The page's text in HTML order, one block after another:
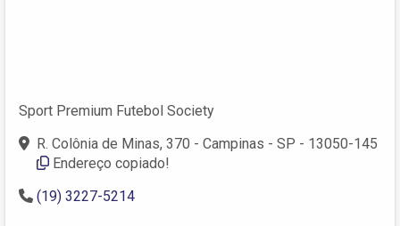
Sport Premium Futebol Society
R. Colônia de Minas, 370 - Campinas - SP - 13050-145
Endereço copiado!
(19) 3227-5214